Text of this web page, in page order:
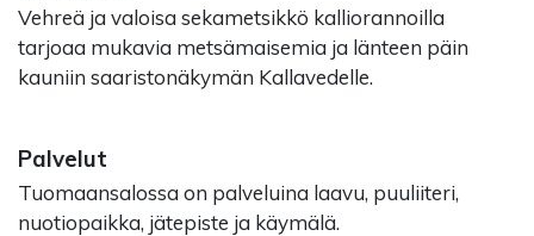
Vehreä ja valoisa sekametsikkö kalliorannoilla
tarjoaa mukavia metsämaisemia ja länteen päin
kauniin saaristonäkymän Kallavedelle.
Palvelut
Tuomaansalossa on palveluina laavu, puuliiteri,
nuotiopaikka, jätepiste ja käymälä.